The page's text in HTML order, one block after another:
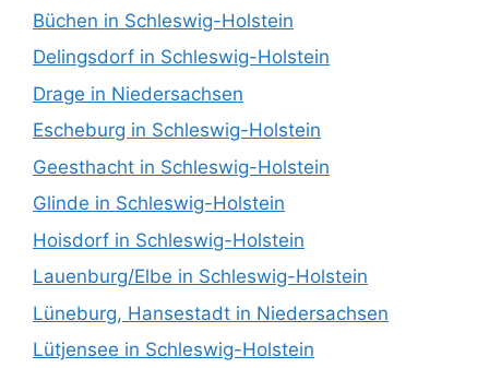
Büchen in Schleswig-Holstein
Delingsdorf in Schleswig-Holstein
Drage in Niedersachsen
Escheburg in Schleswig-Holstein
Geesthacht in Schleswig-Holstein
Glinde in Schleswig-Holstein
Hoisdorf in Schleswig-Holstein
Lauenburg/Elbe in Schleswig-Holstein
Lüneburg, Hansestadt in Niedersachsen
Lütjensee in Schleswig-Holstein